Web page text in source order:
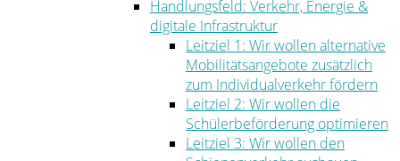
Handlungsfeld: Verkehr, Energie &
digitale Infrastruktur
Leitziel 1: Wir wollen alternative
Mobilitätsangebote zusätzlich
zum Individualverkehr fördern
Leitziel 2: Wir wollen die
Schülerbeförderung optimieren
Leitziel 3: Wir wollen den